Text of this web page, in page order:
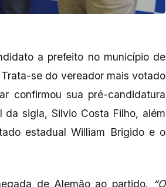
a prefeito no município de
se do vereador mais votado
confirmou sua pré-candidatura
sigla, Silvio Costa Filho, além
estadual William Brigido e o
de Alemão ao partido.
“O